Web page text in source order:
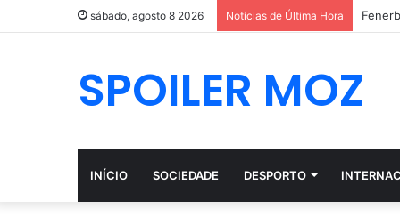
sábado, agosto 8 2026 Notícias de Última Hora
SPOILER MOZ
INÍCIO SOCIEDADE DESPORTO